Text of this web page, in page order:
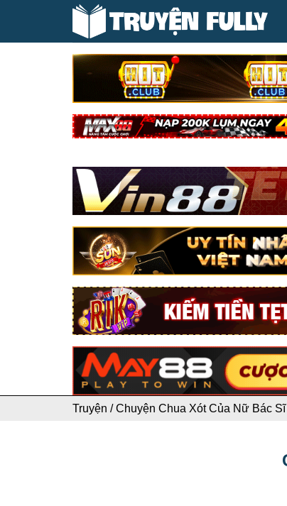
Truyện /Chuyện Chua Xót Của Nữ Bác